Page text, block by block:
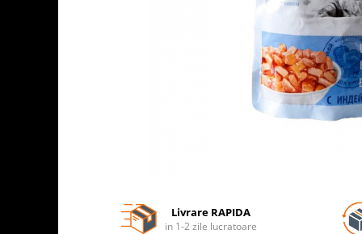
Livrare RAPIDA
in 1-2 zile lucratoare